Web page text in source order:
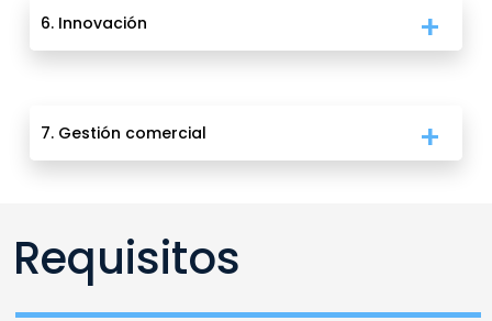
6. Innovación
7. Gestión comercial
Requisitos